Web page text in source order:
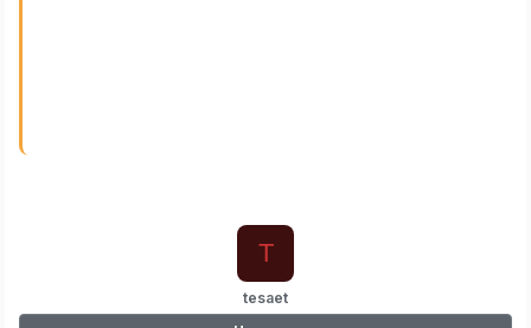
tesaet
T